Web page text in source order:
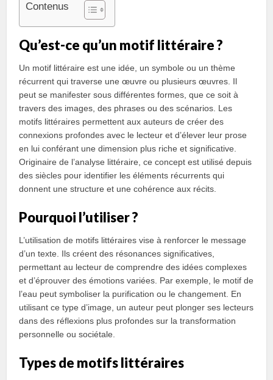
Contenus
Qu’est-ce qu’un motif littéraire ?
Un motif littéraire est une idée, un symbole ou un thème
récurrent qui traverse une œuvre ou plusieurs œuvres. Il
peut se manifester sous différentes formes, que ce soit à
travers des images, des phrases ou des scénarios. Les
motifs littéraires permettent aux auteurs de créer des
connexions profondes avec le lecteur et d’élever leur prose
en lui conférant une dimension plus riche et significative.
Originaire de l’analyse littéraire, ce concept est utilisé depuis
des siècles pour identifier les éléments récurrents qui
donnent une structure et une cohérence aux récits.
Pourquoi l’utiliser ?
L’utilisation de motifs littéraires vise à renforcer le message
d’un texte. Ils créent des résonances significatives,
permettant au lecteur de comprendre des idées complexes
et d’éprouver des émotions variées. Par exemple, le motif de
l’eau peut symboliser la purification ou le changement. En
utilisant ce type d’image, un auteur peut plonger ses lecteurs
dans des réflexions plus profondes sur la transformation
personnelle ou sociétale.
Types de motifs littéraires